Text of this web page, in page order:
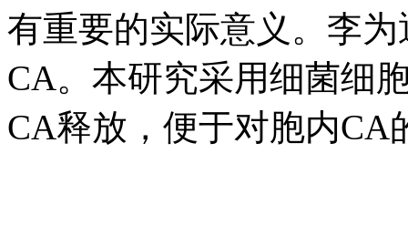
有重要的实际意义。李
CA。本研究采用细菌细
CA释放，便于对胞内CA